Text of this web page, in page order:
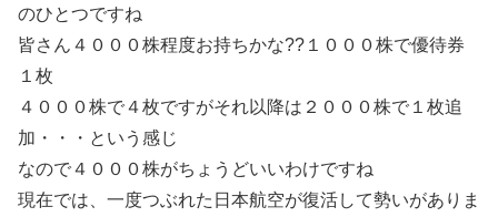
のひとつですね
皆さん４０００株程度お持ちかな??１０００株で優待券
１枚
４０００株で４枚ですがそれ以降は２０００株で１枚追
加・・・という感じ
なので４０００株がちょうどいいわけですね
現在では、一度つぶれた日本航空が復活して勢いがありま